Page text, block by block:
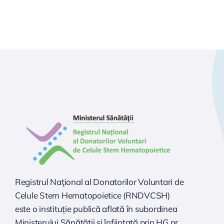
Registrul Naţional al Donatorilor Voluntari de
Celule Stem Hematopoietice (RNDVCSH)
este o instituție publică aflată în subordinea